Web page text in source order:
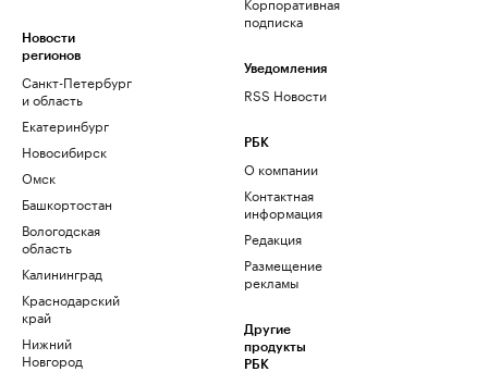
Новости
регионов
Санкт-Петербург
и область
Екатеринбург
Новосибирск
Омск
Башкортостан
Вологодская
область
Калининград
Краснодарский
край
Нижний
Новгород
подписка
Уведомления
RSS Новости
РБК
О компании
Контактная
информация
Редакция
Размещение
рекламы
Другие
продукты
РБК